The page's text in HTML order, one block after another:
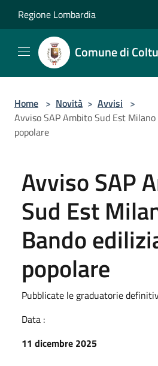
Regione Lombardia
Comune di
Home > Novità > Avvisi >
Avviso SAP Ambito Sud Est
popolare
Avviso SAP
Sud Est
Bando
popolare
Pubblicate le graduatorie
Data :
11 dicembre 2025